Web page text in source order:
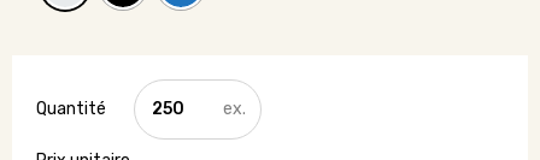
quantité
de
Sous